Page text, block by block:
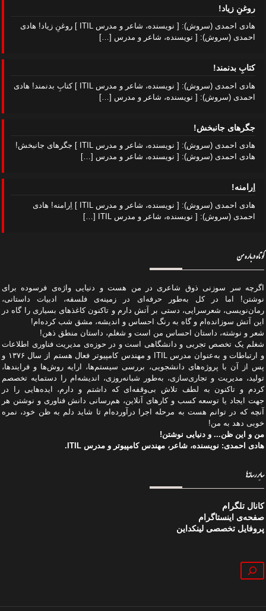
روغنِ زیاد!
هادی احمدی (سروش): [ نویسنده، شاعر و مدرس ITIL ] روغنِ زیاد! هادی
احمدی (سروش): [ نویسنده، شاعر و مدرس […]
کتابِ بدنمند!
هادی احمدی (سروش): [ نویسنده، شاعر و مدرس ITIL ] کتابِ بدنمند! هادی
احمدی (سروش): [ نویسنده، شاعر و مدرس […]
جگرهای جانبخش!
هادی احمدی (سروش): [ نویسنده، شاعر و مدرس ITIL ] جگرهای جانبخش!
هادی احمدی (سروش): [ نویسنده، شاعر و مدرس […]
اِرامنه!
هادی احمدی (سروش): [ نویسنده، شاعر و مدرس ITIL ] اِرامنه! هادی
احمدی (سروش): [ نویسنده، شاعر و مدرس ITIL
[…]
کوتاه درباره من
اگرچه سر سوزنی ذوق شاعری در من هست و دنیایی واژه‌‌ی فرسوده برای
نوشتن! اما در کل به‌طور حرفه‌ای در زمینه‌ی فلسفه، ادبیات داستانی،
رمان‌نویسی، شعرسرایی، دستی بر آتش دارم و تاکنون کاغذهای بسیاری را گاه در
این آتش سوزانده‌ام و گاه به رنگ احساس و اندیشه، مشق شب کرده‌ام!
شعر و نوشته، داستان احساس من است و شغلم، داستان منطق ذهن!
شغلم یک تخصص تجربی و دانشگاهی است و در حوزه‌ی مدیریت فناوری اطلاعات
و ارتباطات و به‌عنوان مدرس ITIL و مهندس کامپیوتر فعال هستم از سال ۱۳۷۶ و
پس از آن با پروژه‌های دانشجویی، بررسی سیستم‌ها، ارایه روش‌ها و فرایندها،
تولید، مدیریت و تجاری‌سازی، به‌طور شبانه‌روزی، اندیشه‌ام را دستمایه تخصصم
کردم و تاکنون به لطف تلاش بی‌وقفه‌ای که داشتم و دارم، اید‌ه‌هایی را در
جهت ایجاد یا توسعه کسب و کارهای آنلاین، هم‌رسانی دانش فناوری و نوشتن هر
آنچه که در توانم هست به مرحله اجرا درآورده‌ام تا شاید دلم به ظن خود، نمره
خوبی دهد به من!
من و این ظن... و دنیایی نوشتن!
هادی احمدی: نویسنده، شاعر، مهندس کامپیوتر و مدرس ITIL.
سایر رسانه‌ها
کانال تلگرام
صفحه‌ی اینستاگرام
پروفایل تخصصی لینکداین
جستجو